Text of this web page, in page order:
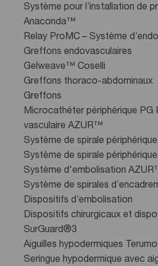
Système pour l’installation de
Anaconda™
Relay ProMC – Système
Greffons endovasculaires
Gelweave™ Coselli
Greffons thoraco-abdominaux
Greffons
Microcathéter périphérique
vasculaire AZUR™
Système de spirale
Système de spirale
Système d'embolisation
Système de spirales
Dispositifs d’embolisation
Dispositifs chirurgicaux et
SurGuard®3
Aiguilles hypodermiques Terumo
Seringue hypodermique avec